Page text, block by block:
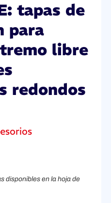
tapas de
para
libre
redondos
disponibles en la hoja de